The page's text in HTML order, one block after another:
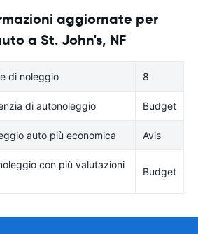
aggiornate per
a St. John's, NF
di noleggio 8
di autonoleggio Budget
auto più economica Avis
con più valutazioni
Budget